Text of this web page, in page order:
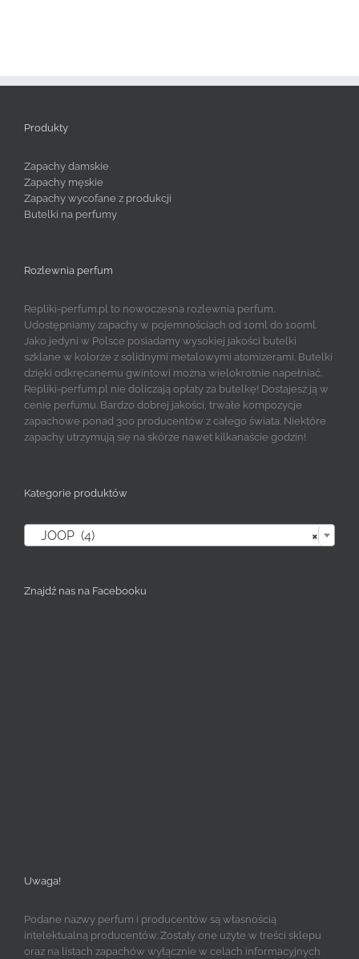
Produkty
Zapachy damskie
Zapachy męskie
Zapachy wycofane z produkcji
Butelki na perfumy
Rozlewnia perfum
Repliki-perfum.pl to nowoczesna rozlewnia perfum.
Udostępniamy zapachy w pojemnościach od 10ml do 100ml.
Jako jedyni w Polsce posiadamy wysokiej jakości butelki
szklane w kolorze z solidnymi metalowymi atomizerami. Butelki
dzięki odkręcanemu gwintowi można wielokrotnie napełniać.
Repliki-perfum.pl nie doliczają opłaty za butelkę! Dostajesz ją w
cenie perfumu. Bardzo dobrej jakości, trwałe kompozycje
zapachowe ponad 300 producentów z całego świata. Niektóre
zapachy utrzymują się na skórze nawet kilkanaście godzin!
Kategorie produktów
×
JOOP (4)
Znajdź nas na Facebooku
Uwaga!
Podane nazwy perfum i producentów są własnością
intelektualną producentów. Zostały one użyte w treści sklepu
oraz na listach zapachów wyłącznie w celach informacyjnych